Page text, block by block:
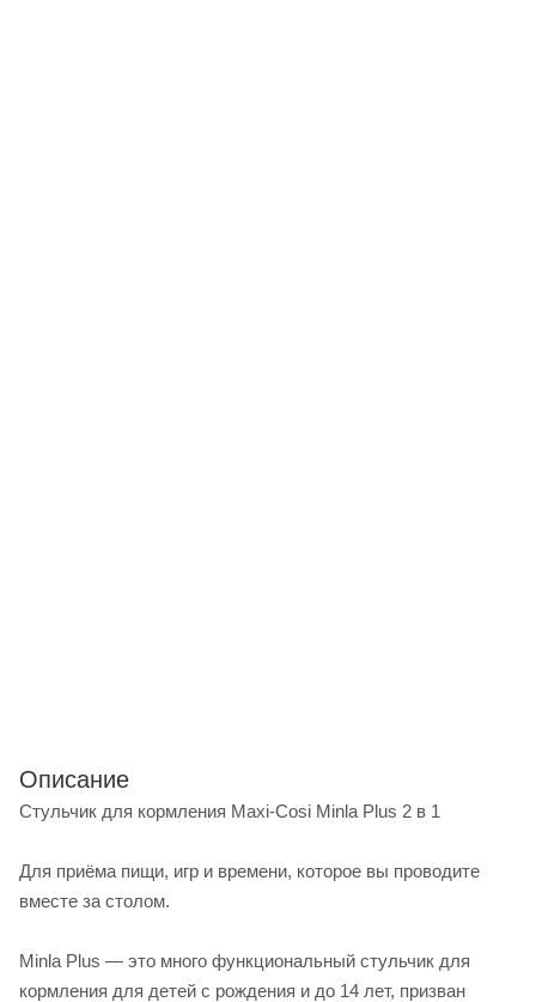
Описание
Стульчик для кормления Maxi-Cosi Minla Plus 2 в 1
Для приёма пищи, игр и времени, которое вы проводите
вместе за столом.
Minla Plus — это много функциональный стульчик для
кормления для детей с рождения и до 14 лет, призван